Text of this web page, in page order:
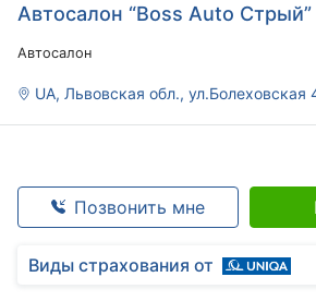
Автосалон “Boss Auto Стрый”
Автосалон
UA, Львовская обл., ул.Болеховская
Позвонить мне
Виды страхования от